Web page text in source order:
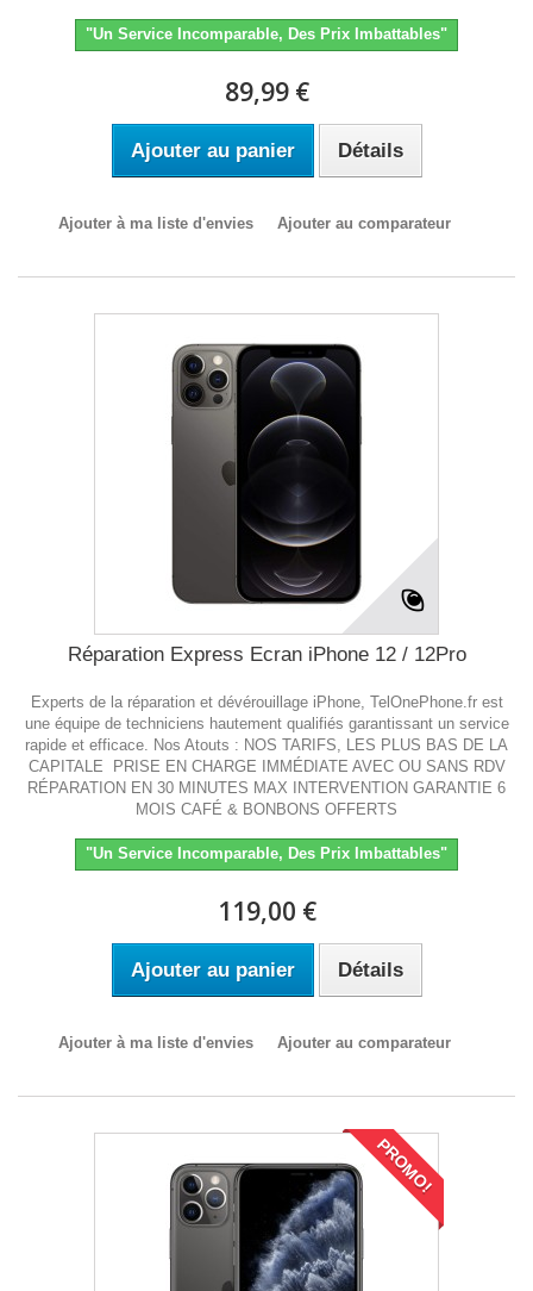
"Un Service Incomparable, Des Prix Imbattables"
89,99 €
Ajouter au panier Détails
Ajouter à ma liste d'envies Ajouter au comparateur
Réparation Express Ecran iPhone 12 / 12Pro
Experts de la réparation et dévérouillage iPhone, TelOnePhone.fr est
une équipe de techniciens hautement qualifiés garantissant un service
rapide et efficace. Nos Atouts : NOS TARIFS, LES PLUS BAS DE LA
CAPITALE PRISE EN CHARGE IMMÉDIATE AVEC OU SANS RDV
RÉPARATION EN 30 MINUTES MAX INTERVENTION GARANTIE 6
MOIS CAFÉ & BONBONS OFFERTS
"Un Service Incomparable, Des Prix Imbattables"
119,00 €
Ajouter au panier Détails
Ajouter à ma liste d'envies Ajouter au comparateur
PROMO!